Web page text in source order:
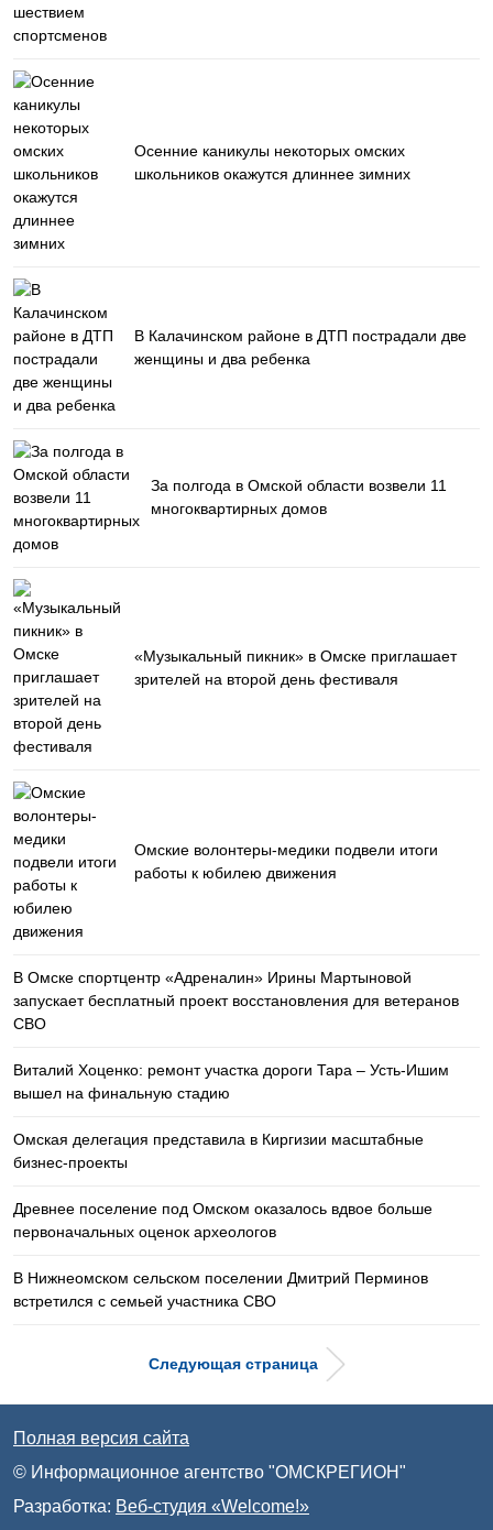
Осенние каникулы некоторых омских
школьников окажутся длиннее зимних
В Калачинском районе в ДТП пострадали две
женщины и два ребенка
За полгода в Омской области возвели 11
многоквартирных домов
«Музыкальный пикник» в Омске приглашает
зрителей на второй день фестиваля
Омские волонтеры-медики подвели итоги
работы к юбилею движения
В Омске спортцентр «Адреналин» Ирины Мартыновой
запускает бесплатный проект восстановления для ветеранов
СВО
Виталий Хоценко: ремонт участка дороги Тара – Усть-Ишим
вышел на финальную стадию
Омская делегация представила в Киргизии масштабные
бизнес-проекты
Древнее поселение под Омском оказалось вдвое больше
первоначальных оценок археологов
В Нижнеомском сельском поселении Дмитрий Перминов
встретился с семьей участника СВО
Следующая страница
Полная версия сайта
© Информационное агентство "ОМСКРЕГИОН"
Разработка: Веб-студия «Welcome!»